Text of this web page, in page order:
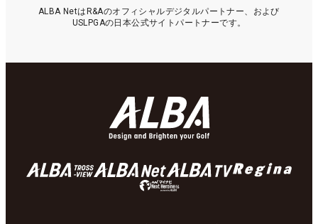
ALBA NetはR&Aのオフィシャルデジタルパートナー、および
USLPGAの日本公式サイトパートナーです。